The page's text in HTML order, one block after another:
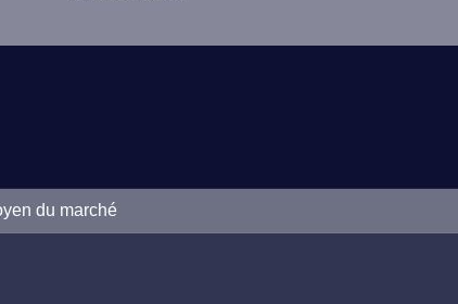
du marché